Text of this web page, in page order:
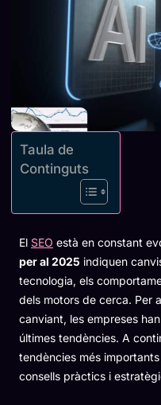
Taula de
Continguts
El SEO està en constant
per al 2025 indiquen
tecnologia, els
dels motors de cerca. Per
canviant, les empreses
últimes tendències. A
tendències més
consells pràctics i